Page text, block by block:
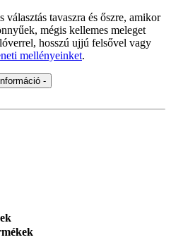
tavaszra és őszre, amikor
mégis kellemes meleget
hosszú ujjú felsővel vagy
mellényeinket.
-